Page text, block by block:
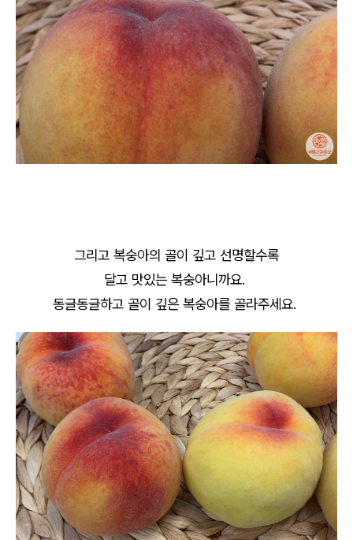
그리고 복숭아의 골이 깊고 선명할수록
달고 맛있는 복숭아니까요.
동글동글하고 골이 깊은 복숭아를 골라주세요.